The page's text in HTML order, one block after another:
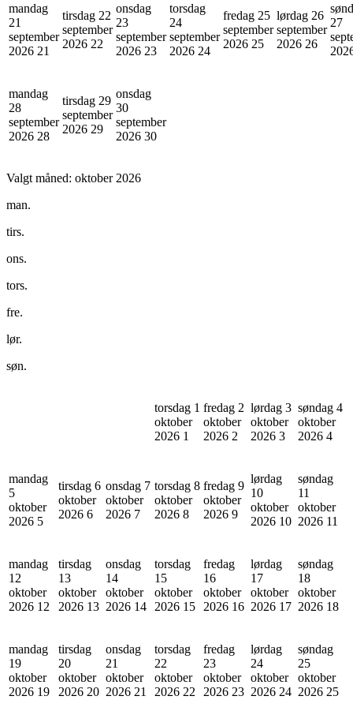
mandag
21
september
2026 21
tirsdag 22
september
2026 22
onsdag
23
september
2026 23
torsdag
24
september
2026 24
fredag 25
september
2026 25
lørdag 26
september
2026 26
27
mandag
28
september
2026 28
tirsdag 29
september
2026 29
onsdag
30
september
2026 30
Valgt måned: oktober 2026
man.
tirs.
ons.
tors.
fre.
lør.
søn.
torsdag 1
oktober
2026 1
fredag 2
oktober
2026 2
lørdag 3
oktober
2026 3
søndag 4
oktober
2026 4
mandag
5
oktober
2026 5
tirsdag 6
oktober
2026 6
onsdag 7
oktober
2026 7
torsdag 8
oktober
2026 8
fredag 9
oktober
2026 9
lørdag
10
oktober
2026 10
søndag
11
oktober
2026 11
mandag
12
oktober
2026 12
tirsdag
13
oktober
2026 13
onsdag
14
oktober
2026 14
torsdag
15
oktober
2026 15
fredag
16
oktober
2026 16
lørdag
17
oktober
2026 17
søndag
18
oktober
2026 18
mandag
19
oktober
2026 19
tirsdag
20
oktober
2026 20
onsdag
21
oktober
2026 21
torsdag
22
oktober
2026 22
fredag
23
oktober
2026 23
lørdag
24
oktober
2026 24
søndag
25
oktober
2026 25